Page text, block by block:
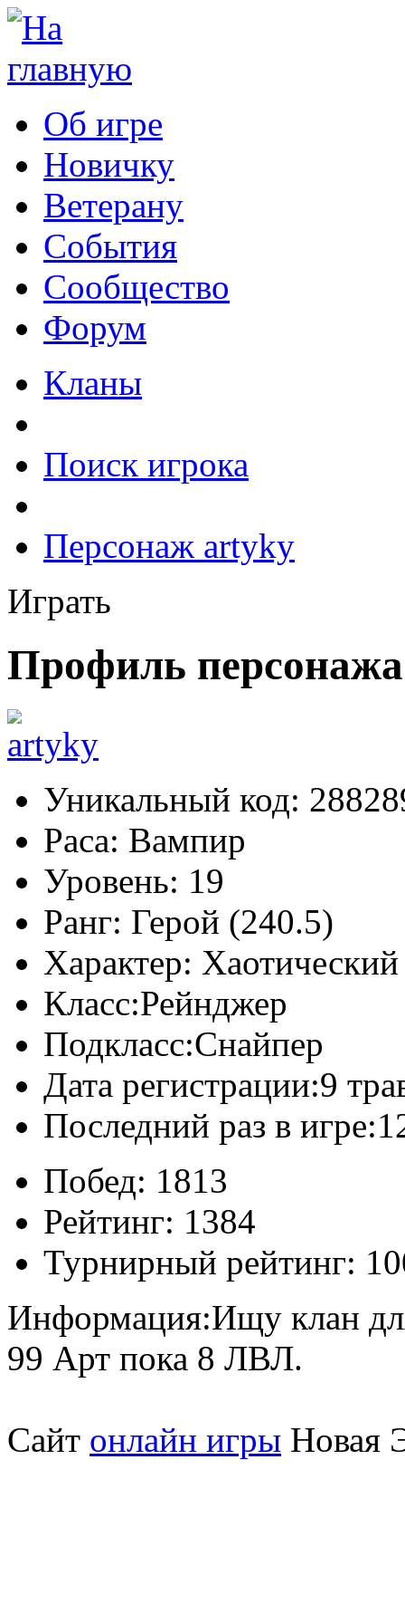
Об игре
Новичку
Ветерану
События
Сообщество
Форум
Кланы
Поиск игрока
Персонаж artyky
Играть
Профиль
Уникальный код:
Раса: Вампир
Уровень: 19
Ранг: Герой (240.5)
Характер:
Класс:Рейнджер
Подкласс:Снайпер
Дата регистрации:9
Последний раз в игре:
Побед: 1813
Рейтинг: 1384
Турнирный рейтинг:
Информация:Ищу клан
99 Арт пока 8 ЛВЛ.
Сайт онлайн игры Новая